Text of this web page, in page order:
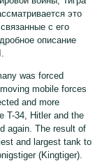
это
с его
описание
was forced
mobile forces
and more
T-34, Hitler and the
again. The result of
and largest tank to
(Kingtiger).